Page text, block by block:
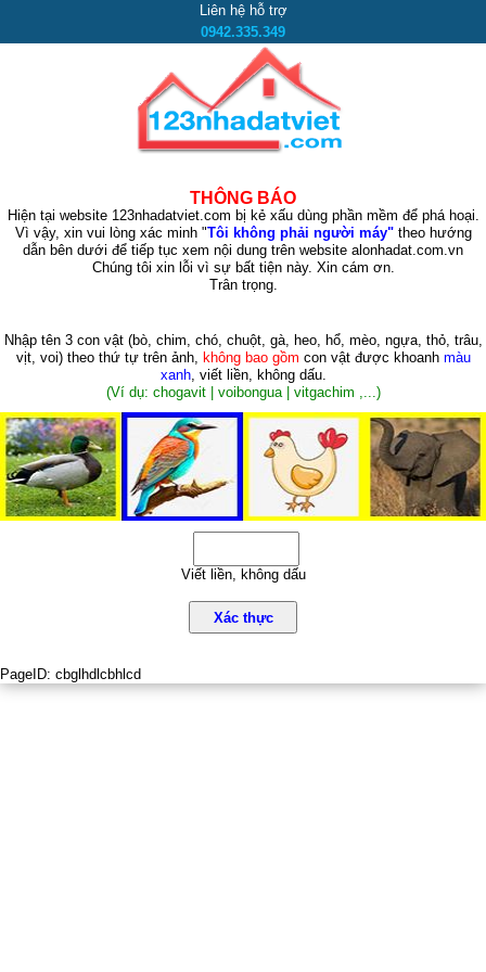
Liên hệ hỗ trợ
0942.335.349
THÔNG BÁO
Hiện tại website 123nhadatviet.com bị kẻ xấu dùng phần mềm để phá hoại.
Vì vậy, xin vui lòng xác minh "Tôi không phải người máy"theo hướng
dẫn bên dưới để tiếp tục xem nội dung trên website alonhadat.com.vn
Chúng tôi xin lỗi vì sự bất tiện này. Xin cám ơn.
Trân trọng.
Nhập tên 3 con vật (bò, chim, chó, chuột, gà, heo, hổ, mèo, ngựa, thỏ, trâu,
vịt, voi)theo thứ tự trên ảnh, không bao gồm con vật được khoanh màu
xanh, viết liền, không dấu.
(Ví dụ: chogavit | voibongua | vitgachim ,...)
Viết liền, không dấu
Xác thực
PageID: cbglhdlcbhlcd